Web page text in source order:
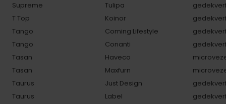
Supreme
Tulipa
T Top
Koinor
Tango
Coming Lifestyle
Tango
Conanti
Tasan
Haveco
Tasan
Maxfurn
Taurus
Just Design
Taurus
Label